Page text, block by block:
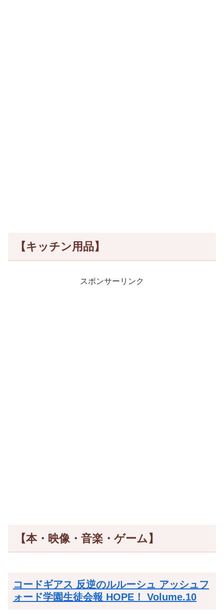
【キッチン用品】
スポンサーリンク
【本・映像・音楽・ゲーム】
コードギアス 反逆のルルーシュ アッシュフ
ォード学園生徒会報 HOPE！ Volume.10